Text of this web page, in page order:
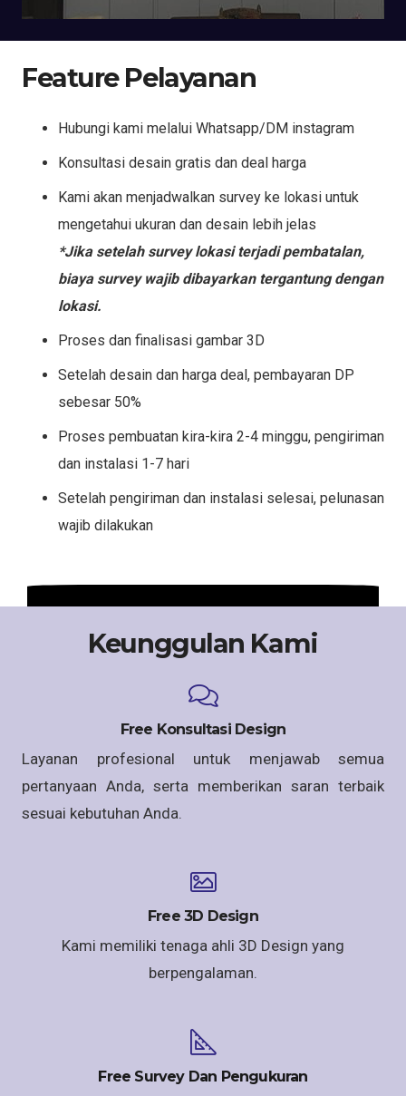
Feature Pelayanan
Hubungi kami melalui Whatsapp/DM instagram
Konsultasi desain gratis dan deal harga
Kami akan menjadwalkan survey ke lokasi untuk
mengetahui ukuran dan desain lebih jelas
*Jika setelah survey lokasi terjadi pembatalan,
biaya survey wajib dibayarkan tergantung dengan
lokasi.
Proses dan finalisasi gambar 3D
Setelah desain dan harga deal, pembayaran DP
sebesar 50%
Proses pembuatan kira-kira 2-4 minggu, pengiriman
dan instalasi 1-7 hari
Setelah pengiriman dan instalasi selesai, pelunasan
wajib dilakukan
Keunggulan Kami
Free Konsultasi Design
Layanan profesional untuk menjawab semua
pertanyaan Anda, serta memberikan saran terbaik
sesuai kebutuhan Anda.
Free 3D Design
Kami memiliki tenaga ahli 3D Design yang
berpengalaman.
Free Survey Dan Pengukuran